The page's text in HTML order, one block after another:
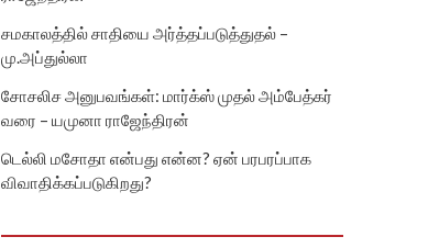
சமகாலத்தில் சாதியை அர்த்தப்படுத்துதல் –
மு.அப்துல்லா
சோசலிச அனுபவங்கள்: மார்க்ஸ் முதல் அம்பேத்கர்
வரை – யமுனா ராஜேந்திரன்
டெல்லி மசோதா என்பது என்ன? ஏன் பரபரப்பாக
விவாதிக்கப்படுகிறது?